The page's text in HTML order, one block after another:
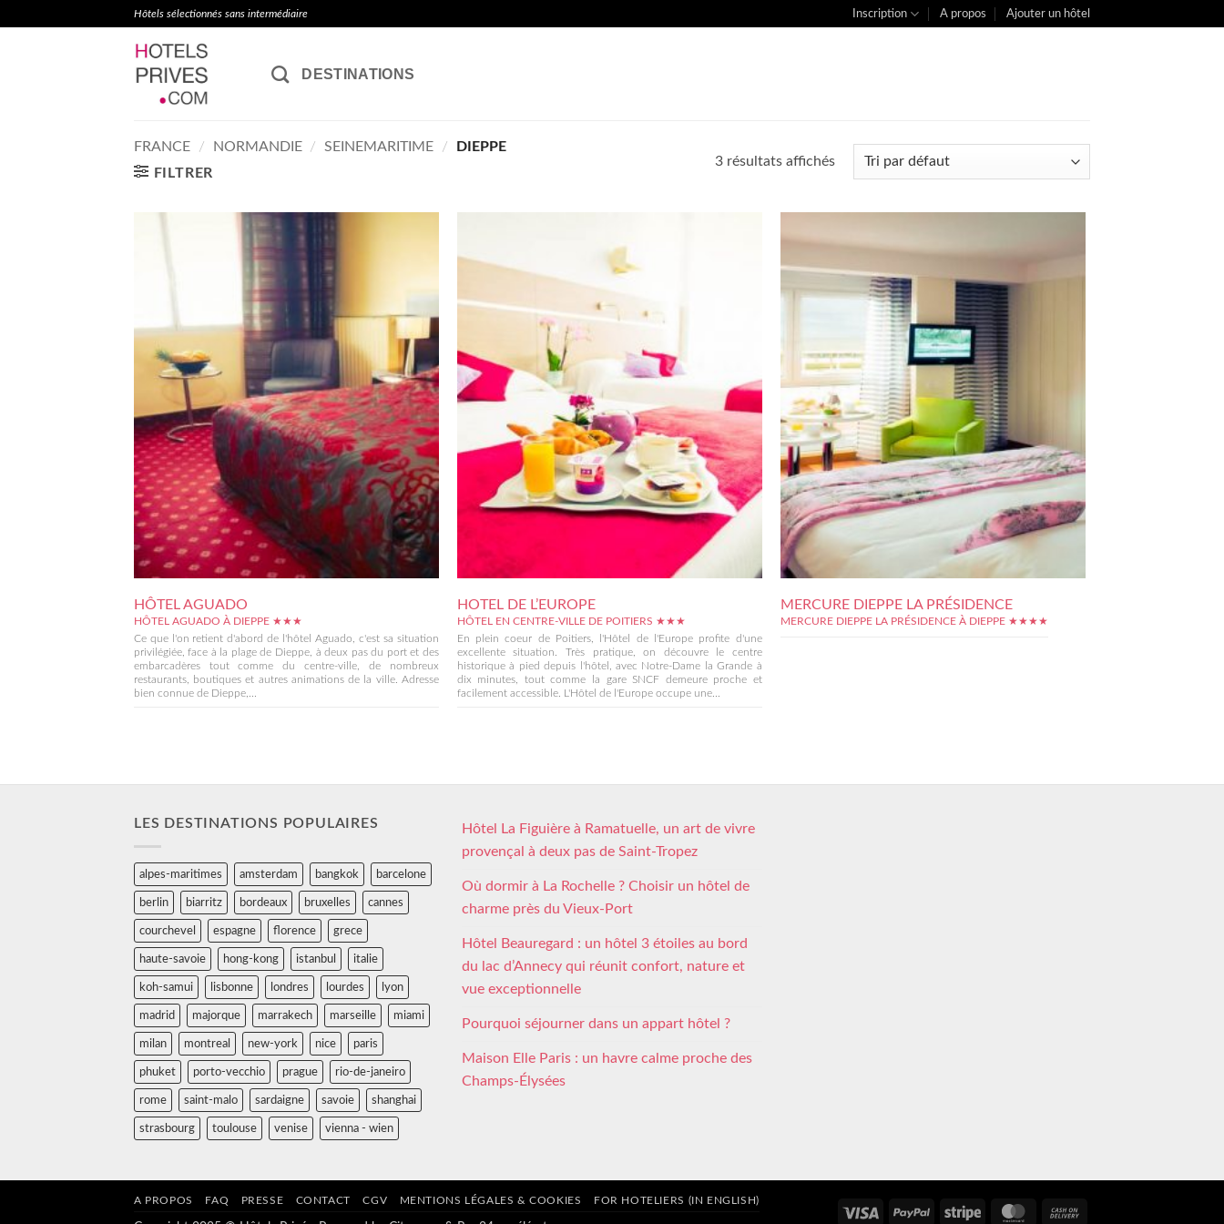
Hôtels sélectionnés sans intermédiaire Inscription A propos Ajouter un hôtel
DESTINATIONS
FRANCE / NORMANDIE / SEINEMARITIME /
DIEPPE
FILTRER
3 résultats affichés
HÔTEL AGUADO
HÔTEL AGUADO À DIEPPE ★★★
Ce que l'on retient d'abord de l'hôtel Aguado, c'est sa situation
privilégiée, face à la plage de Dieppe, à deux pas du port et des
embarcadères tout comme du centre-ville, de nombreux
restaurants, boutiques et autres animations de la ville. Adresse
bien connue de Dieppe,...
HOTEL DE L’EUROPE
HÔTEL EN CENTRE-VILLE DE POITIERS ★★★
En plein coeur de Poitiers, l'Hôtel de l'Europe profite d'une
excellente situation. Très pratique, on découvre le centre
historique à pied depuis l'hôtel, avec Notre-Dame la Grande à
dix minutes, tout comme la gare SNCF demeure proche et
facilement accessible. L'Hôtel de l'Europe occupe une...
MERCURE DIEPPE LA PRÉSIDENCE
MERCURE DIEPPE LA PRÉSIDENCE À DIEPPE ★★★★
LES DESTINATIONS POPULAIRES
alpes-maritimes amsterdam bangkok barcelone
berlin biarritz bordeaux bruxelles cannes
courchevel espagne florence grece
haute-savoie hong-kong istanbul italie
koh-samui lisbonne londres lourdes lyon
madrid majorque marrakech marseille miami
milan montreal new-york nice paris
phuket porto-vecchio prague rio-de-janeiro
rome saint-malo sardaigne savoie shanghai
strasbourg toulouse venise vienna - wien
Hôtel La Figuière à Ramatuelle, un art de vivre
provençal à deux pas de Saint-Tropez
Où dormir à La Rochelle ? Choisir un hôtel de
charme près du Vieux-Port
Hôtel Beauregard : un hôtel 3 étoiles au bord
du lac d’Annecy qui réunit confort, nature et
vue exceptionnelle
Pourquoi séjourner dans un appart hôtel ?
Maison Elle Paris : un havre calme proche des
Champs-Élysées
Visa PayPal Stripe MasterCard
A PROPOS FAQ PRESSE CONTACT CGV MENTIONS LÉGALES & COOKIES FOR HOTELIERS (IN ENGLISH)